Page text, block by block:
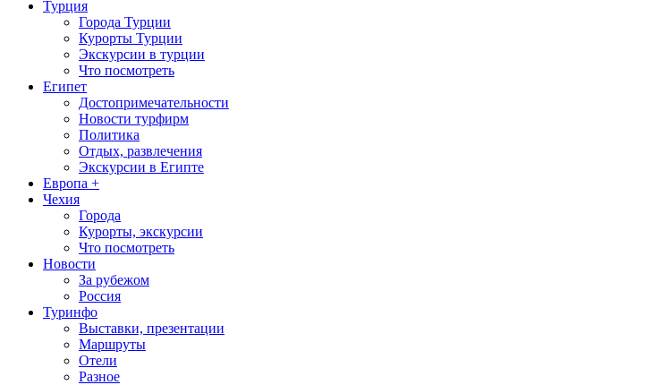
Турция
Города Турции
Курорты Турции
Экскурсии в турции
Что посмотреть
Египет
Достопримечательности
Новости турфирм
Политика
Отдых, развлечения
Экскурсии в Египте
Европа +
Чехия
Города
Курорты, экскурсии
Что посмотреть
Новости
За рубежом
Россия
Туринфо
Выставки, презентации
Маршруты
Отели
Разное